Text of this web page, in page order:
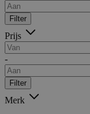
Filter
Prijs
-
Filter
Merk